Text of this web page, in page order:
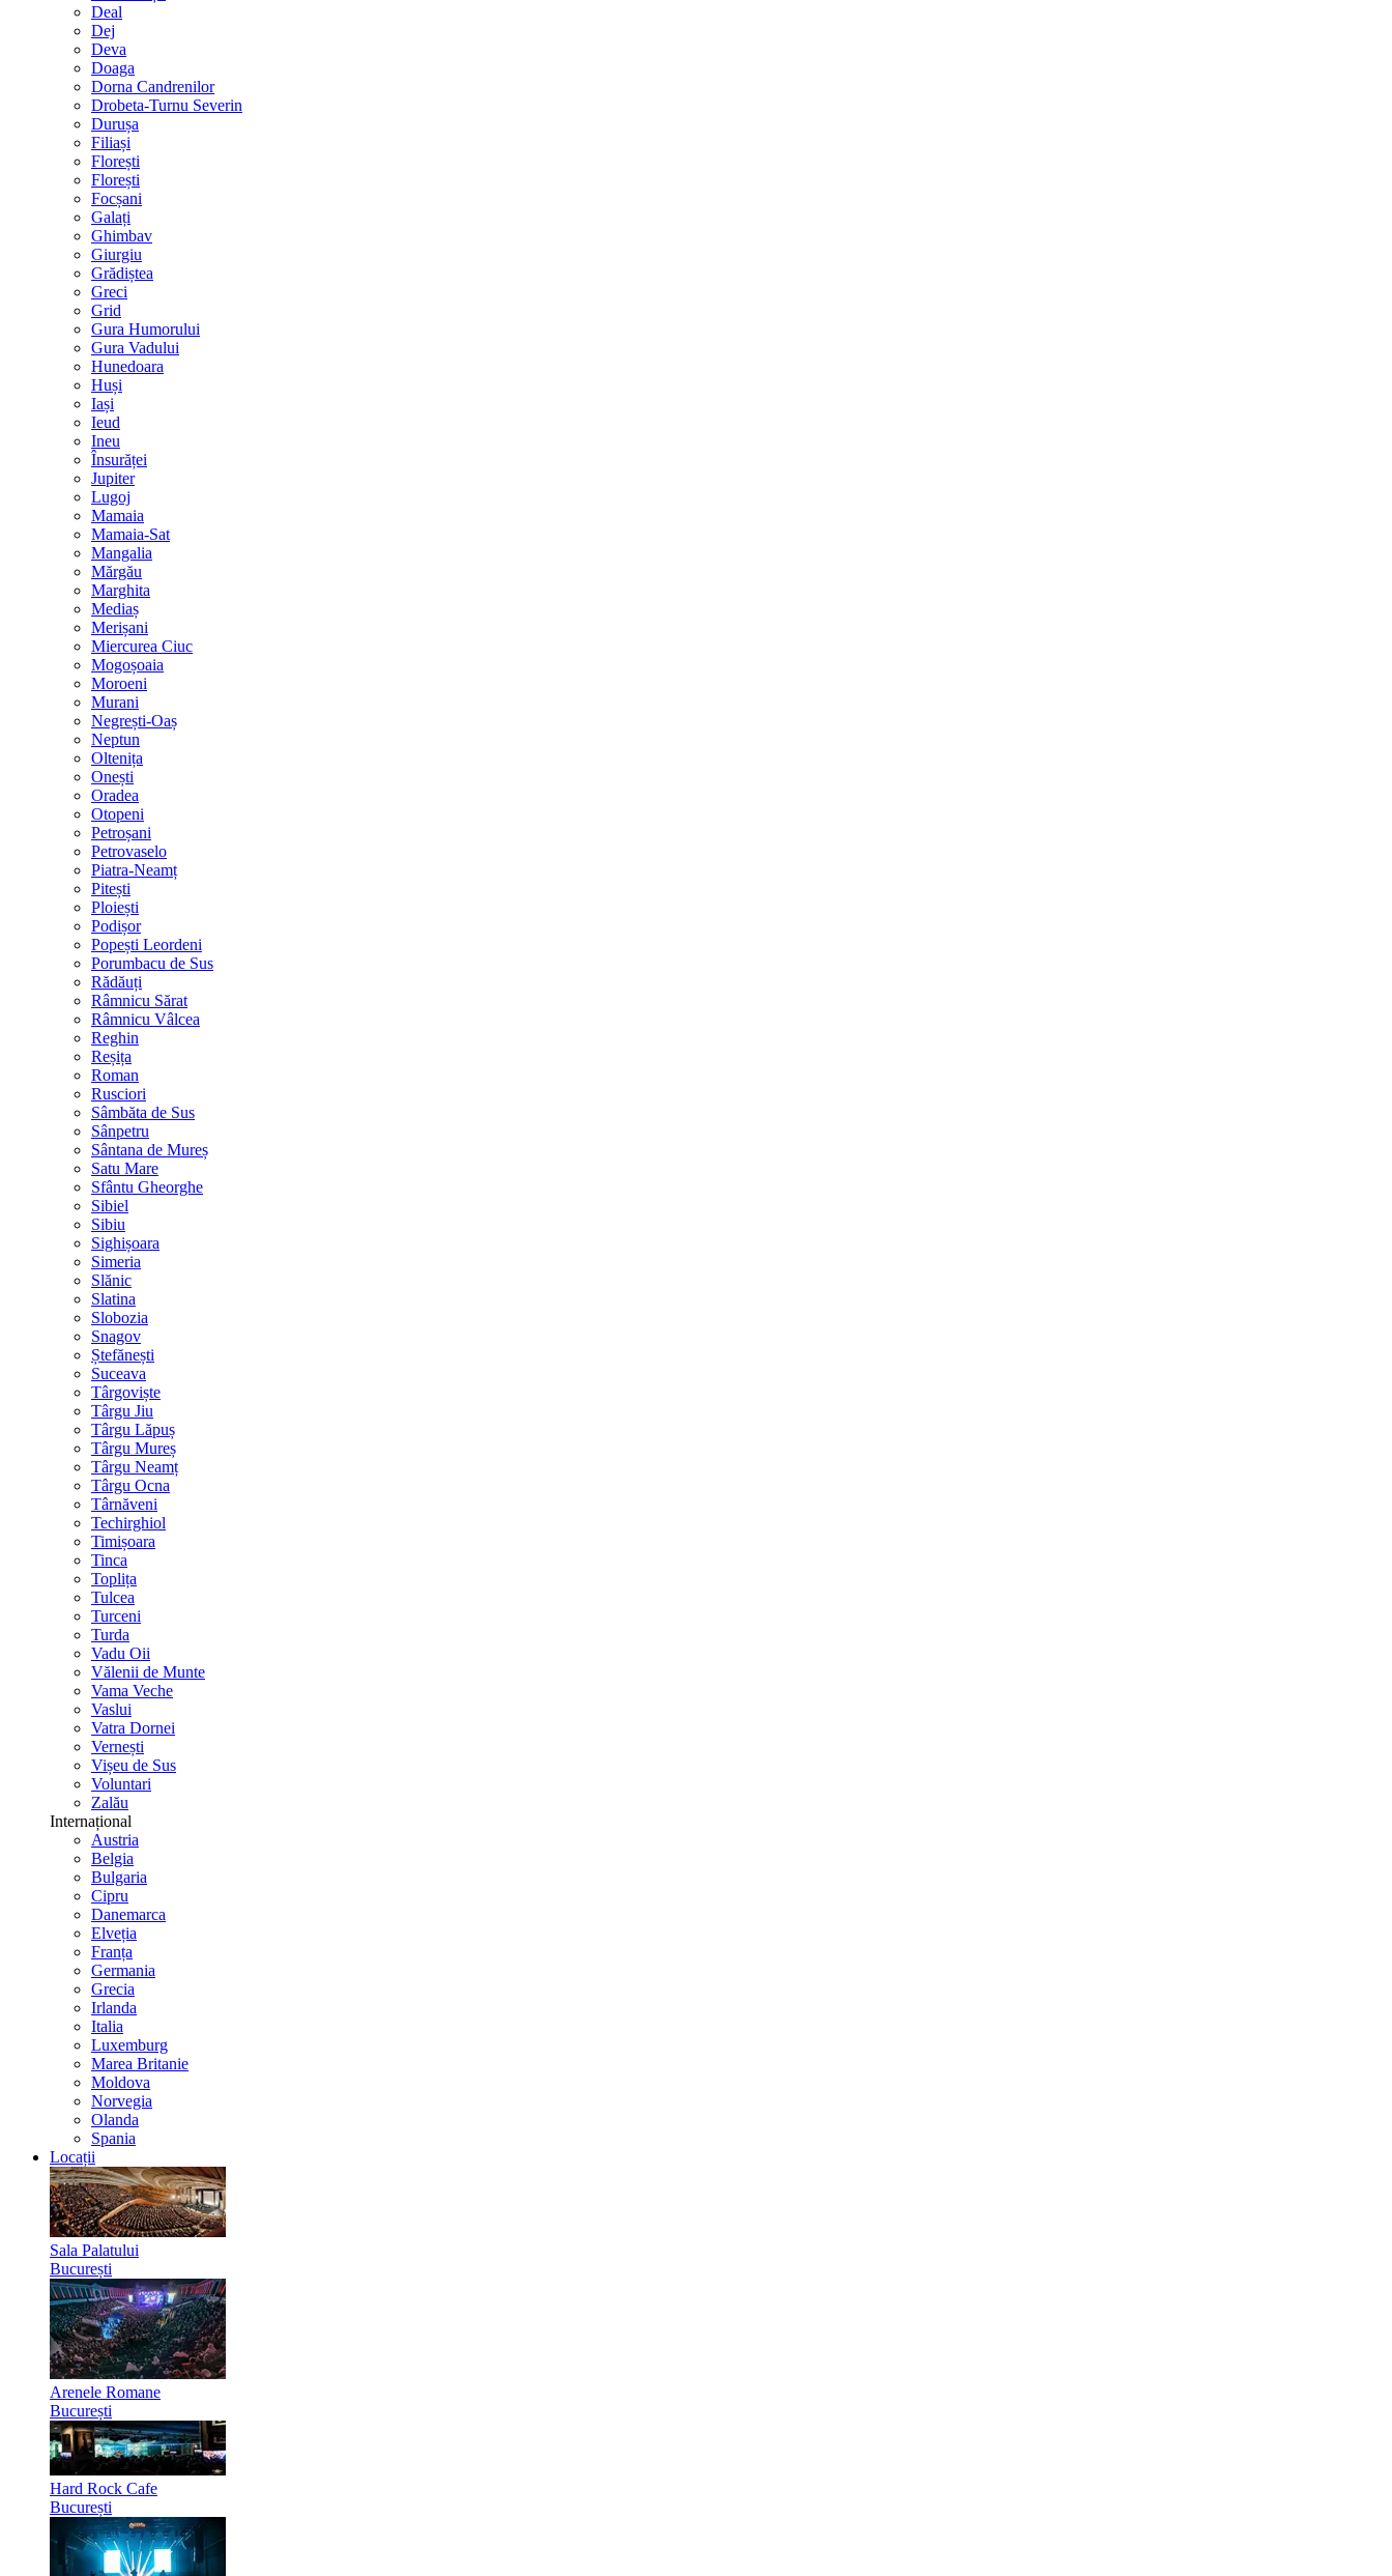
Deal
Dej
Deva
Doaga
Dorna Candrenilor
Drobeta-Turnu Severin
Durușa
Filiași
Florești
Florești
Focșani
Galați
Ghimbav
Giurgiu
Grădiștea
Greci
Grid
Gura Humorului
Gura Vadului
Hunedoara
Huși
Iași
Ieud
Ineu
Însurăței
Jupiter
Lugoj
Mamaia
Mamaia-Sat
Mangalia
Mărgău
Marghita
Mediaș
Merișani
Miercurea Ciuc
Mogoșoaia
Moroeni
Murani
Negrești-Oaș
Neptun
Oltenița
Onești
Oradea
Otopeni
Petroșani
Petrovaselo
Piatra-Neamț
Pitești
Ploiești
Podișor
Popești Leordeni
Porumbacu de Sus
Rădăuți
Râmnicu Sărat
Râmnicu Vâlcea
Reghin
Reșița
Roman
Rusciori
Sâmbăta de Sus
Sânpetru
Sântana de Mureș
Satu Mare
Sfântu Gheorghe
Sibiel
Sibiu
Sighișoara
Simeria
Slănic
Slatina
Slobozia
Snagov
Ștefănești
Suceava
Târgoviște
Târgu Jiu
Târgu Lăpuș
Târgu Mureș
Târgu Neamț
Târgu Ocna
Târnăveni
Techirghiol
Timișoara
Tinca
Toplița
Tulcea
Turceni
Turda
Vadu Oii
Vălenii de Munte
Vama Veche
Vaslui
Vatra Dornei
Vernești
Vișeu de Sus
Voluntari
Zalău
Internațional
Austria
Belgia
Bulgaria
Cipru
Danemarca
Elveția
Franța
Germania
Grecia
Irlanda
Italia
Luxemburg
Marea Britanie
Moldova
Norvegia
Olanda
Spania
Locații
Sala Palatului
București
Arenele Romane
București
Hard Rock Cafe
București